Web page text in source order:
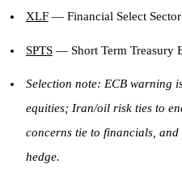
XLF— Financial Select Sector
SPTS— Short Term Treasury
Selection note: ECB warning
equities; Iran/oil risk ties to
concerns tie to financials,
hedge.